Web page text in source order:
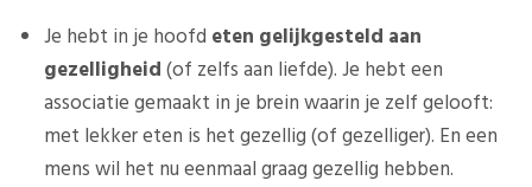
Je hebt in je hoofd eten gelijkgesteld aan
gezelligheid(of zelfs aan liefde). Je hebt een
associatie gemaakt in je brein waarin je zelf gelooft:
met lekker eten is het gezellig (of gezelliger). En een
mens wil het nu eenmaal graag gezellig hebben.